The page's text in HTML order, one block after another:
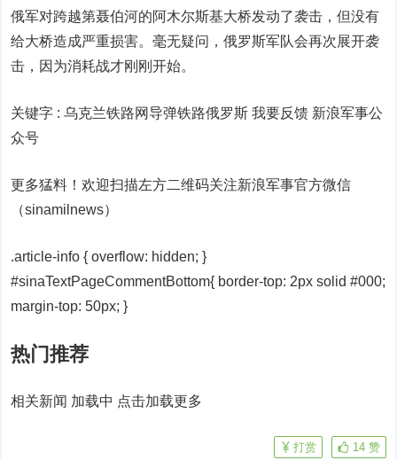
俄军对跨越第聂伯河的阿木尔斯基大桥发动了袭击，但没有
给大桥造成严重损害。毫无疑问，俄罗斯军队会再次展开袭
击，因为消耗战才刚刚开始。
关键字 :乌克兰铁路网导弹铁路俄罗斯 我要反馈 新浪军事公
众号
更多猛料！欢迎扫描左方二维码关注新浪军事官方微信
（sinamilnews）
.article-info { overflow: hidden; }
#sinaTextPageCommentBottom{ border-top: 2px solid #000;
margin-top: 50px; }
热门推荐
相关新闻 加载中 点击加载更多
14 赞
打赏